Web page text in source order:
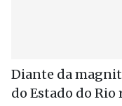
Diante da
do Estado do Rio